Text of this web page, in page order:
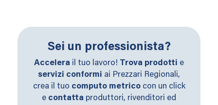
Sei un professionista?
Accelera il tuo lavoro! Trova prodotti e
servizi conformi ai Prezzari Regionali,
crea il tuo computo metricocon un click
e contatta produttori, rivenditori ed